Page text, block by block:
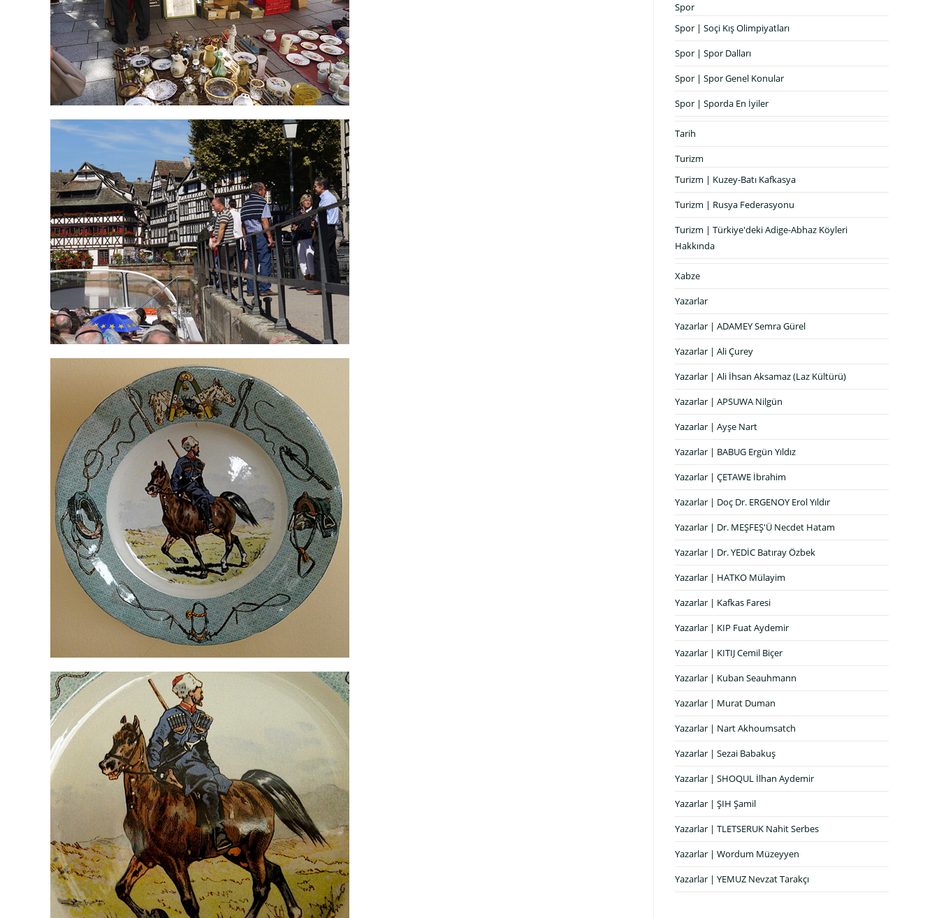
Spor
Spor | Soçi Kış Olimpiyatları
Spor | Spor Dalları
Spor | Spor Genel Konular
Spor | Sporda En İyiler
Tarih
Turizm
Turizm | Kuzey-Batı Kafkasya
Turizm | Rusya Federasyonu
Turizm | Türkiye'deki Adige-Abhaz Köyleri
Hakkında
Xabze
Yazarlar
Yazarlar | ADAMEY Semra Gürel
Yazarlar | Ali Çurey
Yazarlar | Ali İhsan Aksamaz (Laz Kültürü)
Yazarlar | APSUWA Nilgün
Yazarlar | Ayşe Nart
Yazarlar | BABUG Ergün Yıldız
Yazarlar | ÇETAWE İbrahim
Yazarlar | Doç Dr. ERGENOY Erol Yıldır
Yazarlar | Dr. MEŞFEŞ'Ü Necdet Hatam
Yazarlar | Dr. YEDİC Batıray Özbek
Yazarlar | HATKO Mülayim
Yazarlar | Kafkas Faresi
Yazarlar | KIP Fuat Aydemir
Yazarlar | KITIJ Cemil Biçer
Yazarlar | Kuban Seauhmann
Yazarlar | Murat Duman
Yazarlar | Nart Akhoumsatch
Yazarlar | Sezai Babakuş
Yazarlar | SHOQUL İlhan Aydemir
Yazarlar | ŞIH Şamil
Yazarlar | TLETSERUK Nahit Serbes
Yazarlar | Wordum Müzeyyen
Yazarlar | YEMUZ Nevzat Tarakçı